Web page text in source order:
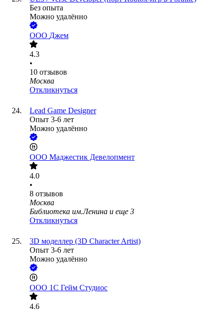
Без опыта
Можно удалённо
ООО Джем
4.3
•
10 отзывов
Москва
Откликнуться
Lead Game Designer
Опыт 3-6 лет
Можно удалённо
ООО Маджестик Девелопмент
4.0
•
8 отзывов
Москва
Библиотека им.Ленина и еще 3
Откликнуться
3D моделлер (3D Character Artist)
Опыт 3-6 лет
Можно удалённо
ООО 1С Гейм Студиос
4.6